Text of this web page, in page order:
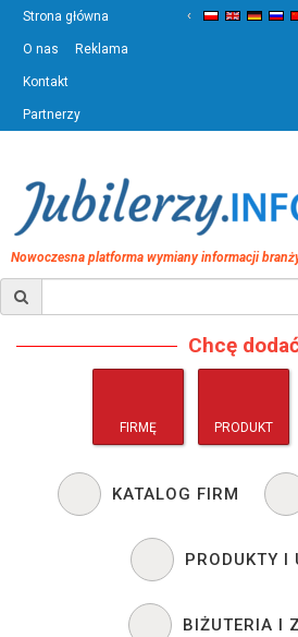
Strona główna
O nas Reklama
Kontakt
Partnerzy
‹
Nowoczesna platforma wymiany informacji
Chcę
FIRMĘ PRODUKT
KATALOG FIRM
PRODUKTY I
BIŻUTERIA I